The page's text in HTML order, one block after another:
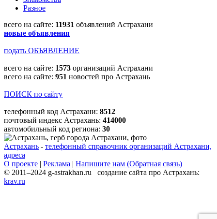
Разное
всего на сайте: 11931 объявлений Астрахани
новые объявления
подать ОБЪЯВЛЕНИЕ
всего на сайте: 1573 организаций Астрахани
всего на сайте: 951 новостей про Астрахань
ПОИСК по сайту
телефонный код Астрахани: 8512
почтовый индекс Астрахань: 414000
автомобильный код региона: 30
Астрахань - телефонный справочник организаций Астрахани,
адреса
О проекте | Реклама | Напишите нам (Обратная связь)
© 2011–2024 g-astrakhan.ru создание сайта про Астрахань:
krav.ru